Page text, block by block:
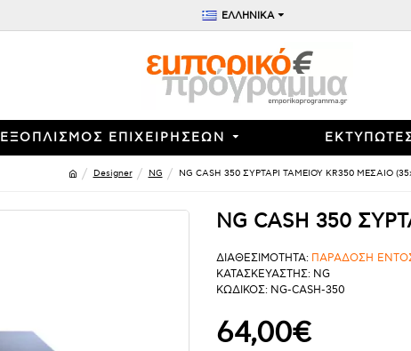
ΕΛΛΗΝΙΚΑ
ΕΞΟΠΛΙΣΜΟΣ ΕΠΙΧΕΙΡΗΣΕΩΝ
Designer NG NG CASH 350 ΣΥΡΤΑΡΙ ΤΑΜΕΙΟΥ KR350 ΜΕΣΑΙΟ
NG CASH 350
ΔΙΑΘΕΣΙΜΟΤΗΤΑ: ΠΑΡΑΔΟΣΗ
ΚΑΤΑΣΚΕΥΑΣΤΗΣ: NG
ΚΩΔΙΚΟΣ: NG-CASH-350
64,00€